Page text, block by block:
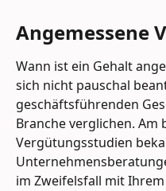
Angemessene
Wann ist ein Gehalt
sich nicht pauschal
geschäftsführenden
Branche verglichen. Am
Vergütungsstudien
im Zweifelsfall mit